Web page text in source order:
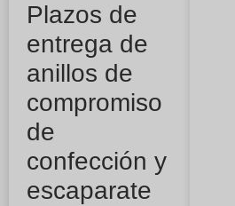
Plazos de
entrega de
anillos de
compromiso
de
confección y
escaparate